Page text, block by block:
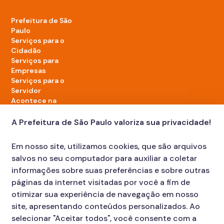
Prefeitura de São
Paulo
Serviços para o
Cidadão
Serviços para
Empresas
Serviços para o
Servidor
Acontece na
LinkedIn da Prefeitura de São Paulo
TikTok da Prefeitura de São Paulo
YouTube da Prefeitura de São Paulo
X da Prefeitura de São Paulo
Instagram da Prefeitura de São Paulo
Facebook da Prefeitura de São Paulo
Diário Oficial
A Prefeitura de São Paulo valoriza sua privacidade!
Em nosso site, utilizamos cookies, que são arquivos
salvos no seu computador para auxiliar a coletar
informações sobre suas preferências e sobre outras
páginas da internet visitadas por você a fim de
otimizar sua experiência de navegação em nosso
site, apresentando conteúdos personalizados. Ao
selecionar "Aceitar todos", você consente com a